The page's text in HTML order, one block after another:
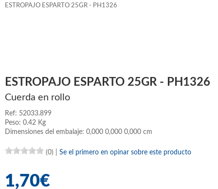
ESTROPAJO ESPARTO 25GR - PH1326
ESTROPAJO ESPARTO 25GR - PH1326
Cuerda en rollo
Ref: 52033.899
Peso: 0.42 Kg
Dimensiones del embalaje: 0,000 0,000 0,000 cm
(0) Se el primero en opinar sobre este producto
1,70€